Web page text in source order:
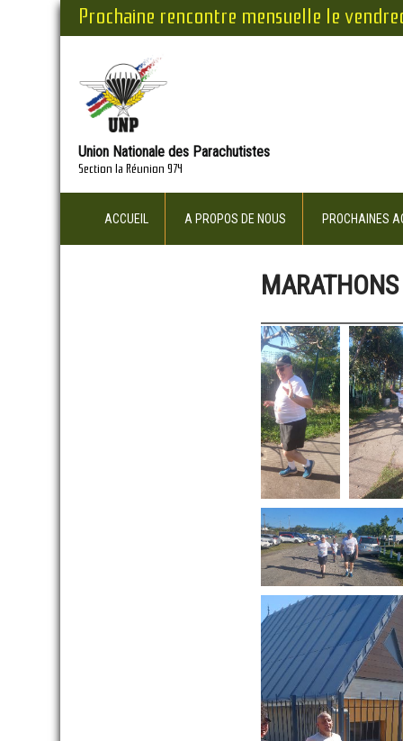
Prochaine rencontre mensuelle le
Union Nationale des Parachutistes
Section la Réunion 974
ACCUEIL A PROPOS DE NOUS PROCHAINES